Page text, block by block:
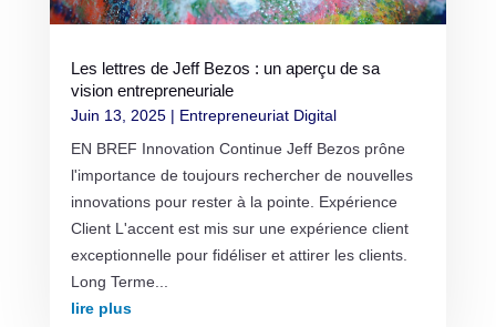
Les lettres de Jeff Bezos : un aperçu de sa
vision entrepreneuriale
Juin 13, 2025| Entrepreneuriat Digital
EN BREF Innovation Continue Jeff Bezos prône
l'importance de toujours rechercher de nouvelles
innovations pour rester à la pointe. Expérience
Client L'accent est mis sur une expérience client
exceptionnelle pour fidéliser et attirer les clients.
Long Terme...
lire plus